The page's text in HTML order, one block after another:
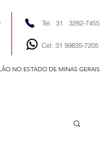
Tel: 31 3282-7455
Cel: 31 99835-7205
NO ESTADO DE MINAS GERAIS